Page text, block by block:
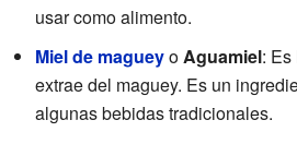
usar como alimento.
Miel de magueyoAguamiel:
extrae del maguey. Es un
algunas bebidas tradicionales.